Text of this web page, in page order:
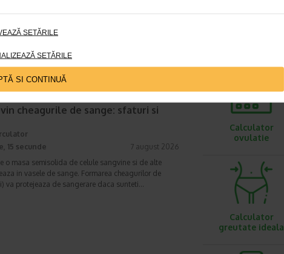
SETĂRILE
SETĂRILE
SI CONTINUĂ
(TVP) apare atunci cand un cheag de sange
picioarelor. Tromboza venoasa profunda…
cheagurile de sange: sfaturi si
15 secunde
7 august 2026
o masa semisolida de celule sangvine si de alte
in vasele de sange. Formarea cheagurilor de
va protejeaza de sangerare daca sunteti…
Calculator
ovulatie
Calculator
greutate ideala